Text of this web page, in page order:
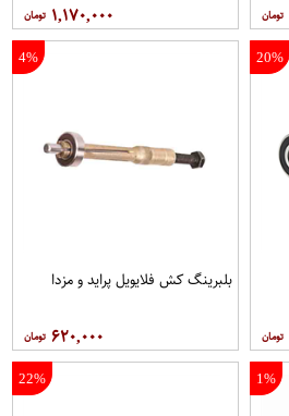
۱,۱۷۰,۰۰۰
20%
4%
بلبرینگ کش فلایویل پراید و مزدا
۶۲۰,۰۰۰
1%
22%